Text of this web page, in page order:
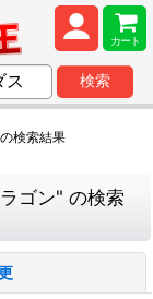
カート
検索
の検索結果
ゴン" の検索